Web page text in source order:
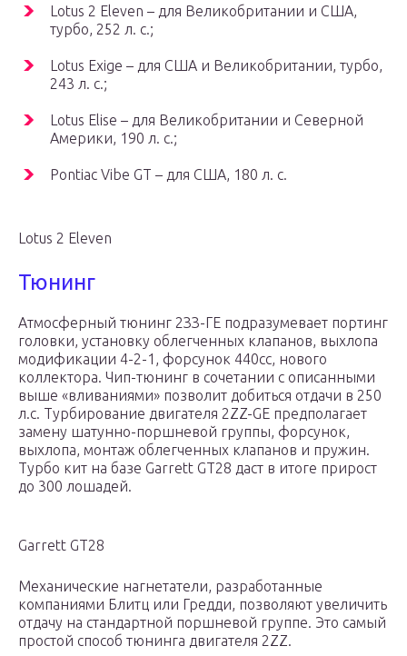
Lotus 2 Eleven – для Великобритании и США,
турбо, 252 л. с.;
Lotus Exige – для США и Великобритании, турбо,
243 л. с.;
Lotus Elise – для Великобритании и Северной
Америки, 190 л. с.;
Pontiac Vibe GT – для США, 180 л. с.
Lotus 2 Eleven
Тюнинг
Атмосферный тюнинг 2ЗЗ-ГЕ подразумевает портинг
головки, установку облегченных клапанов, выхлопа
модификации 4-2-1, форсунок 440сс, нового
коллектора. Чип-тюнинг в сочетании с описанными
выше «вливаниями» позволит добиться отдачи в 250
л.с. Турбирование двигателя 2ZZ-GE предполагает
замену шатунно-поршневой группы, форсунок,
выхлопа, монтаж облегченных клапанов и пружин.
Турбо кит на базе Garrett GT28 даст в итоге прирост
до 300 лошадей.
Garrett GT28
Механические нагнетатели, разработанные
компаниями Блитц или Гредди, позволяют увеличить
отдачу на стандартной поршневой группе. Это самый
простой способ тюнинга двигателя 2ZZ.